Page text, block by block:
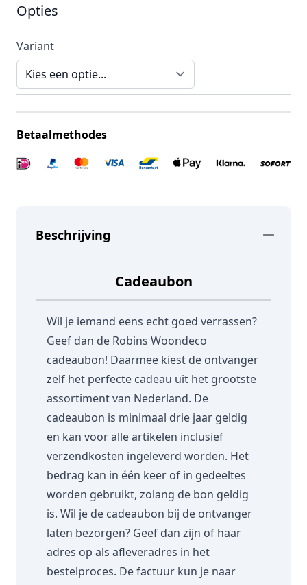
Opties
Variant
Betaalmethodes
Beschrijving
Cadeaubon
Wil je iemand eens echt goed verrassen?
Geef dan de Robins Woondeco
cadeaubon! Daarmee kiest de ontvanger
zelf het perfecte cadeau uit het grootste
assortiment van Nederland. De
cadeaubon is minimaal drie jaar geldig
en kan voor alle artikelen inclusief
verzendkosten ingeleverd worden. Het
bedrag kan in één keer of in gedeeltes
worden gebruikt, zolang de bon geldig
is. Wil je de cadeaubon bij de ontvanger
laten bezorgen? Geef dan zijn of haar
adres op als afleveradres in het
bestelproces. De factuur kun je naar